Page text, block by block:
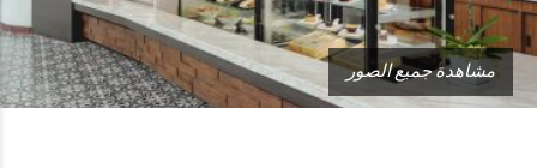
مشاهدة جميع الصور